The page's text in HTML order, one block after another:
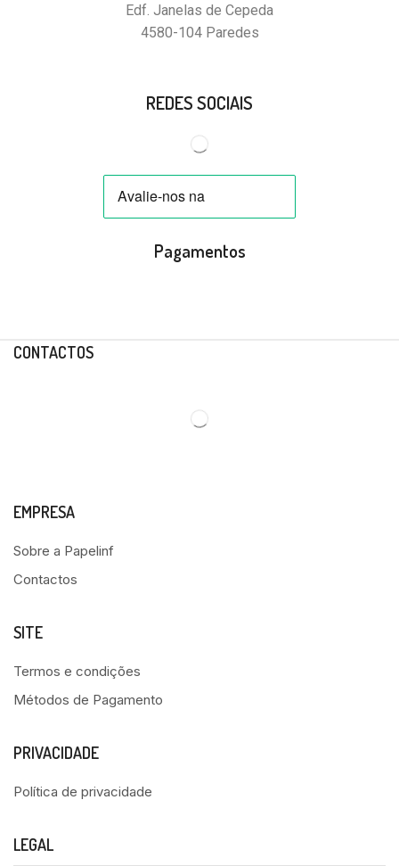
Edf. Janelas de Cepeda
4580-104 Paredes
REDES SOCIAIS
Pagamentos
CONTACTOS
EMPRESA
Sobre a Papelinf
Contactos
SITE
Termos e condições
Métodos de Pagamento
PRIVACIDADE
Política de privacidade
LEGAL